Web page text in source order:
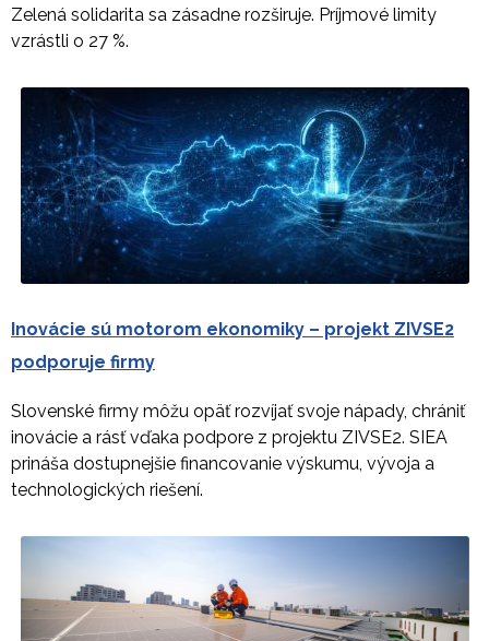
Zelená solidarita sa zásadne rozširuje. Príjmové limity
vzrástli o 27 %.
Inovácie sú motorom ekonomiky – projekt ZIVSE2
podporuje firmy
Slovenské firmy môžu opäť rozvíjať svoje nápady, chrániť
inovácie a rásť vďaka podpore z projektu ZIVSE2. SIEA
prináša dostupnejšie financovanie výskumu, vývoja a
technologických riešení.